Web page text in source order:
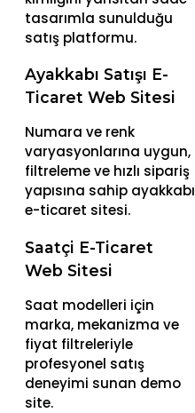
tasarımla sunulduğu
satış platformu.
Ayakkabı Satışı E-
Ticaret Web Sitesi
Numara ve renk
varyasyonlarına uygun,
filtreleme ve hızlı sipariş
yapısına sahip ayakkabı
e-ticaret sitesi.
Saatçi E-Ticaret
Web Sitesi
Saat modelleri için
marka, mekanizma ve
fiyat filtreleriyle
profesyonel satış
deneyimi sunan demo
site.